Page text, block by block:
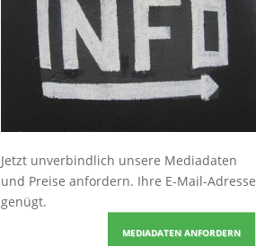
Jetzt unverbindlich unsere Mediadaten
und Preise anfordern. Ihre E-Mail-Adresse
genügt.
MEDIADATEN ANFORDERN